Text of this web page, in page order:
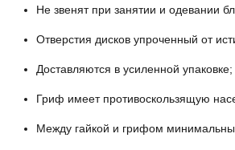
Не звенят при занятии и одевании
Отверстия дисков упроченный от
Доставляются в усиленной упаковке;
Гриф имеет противоскользящую
Между гайкой и грифом